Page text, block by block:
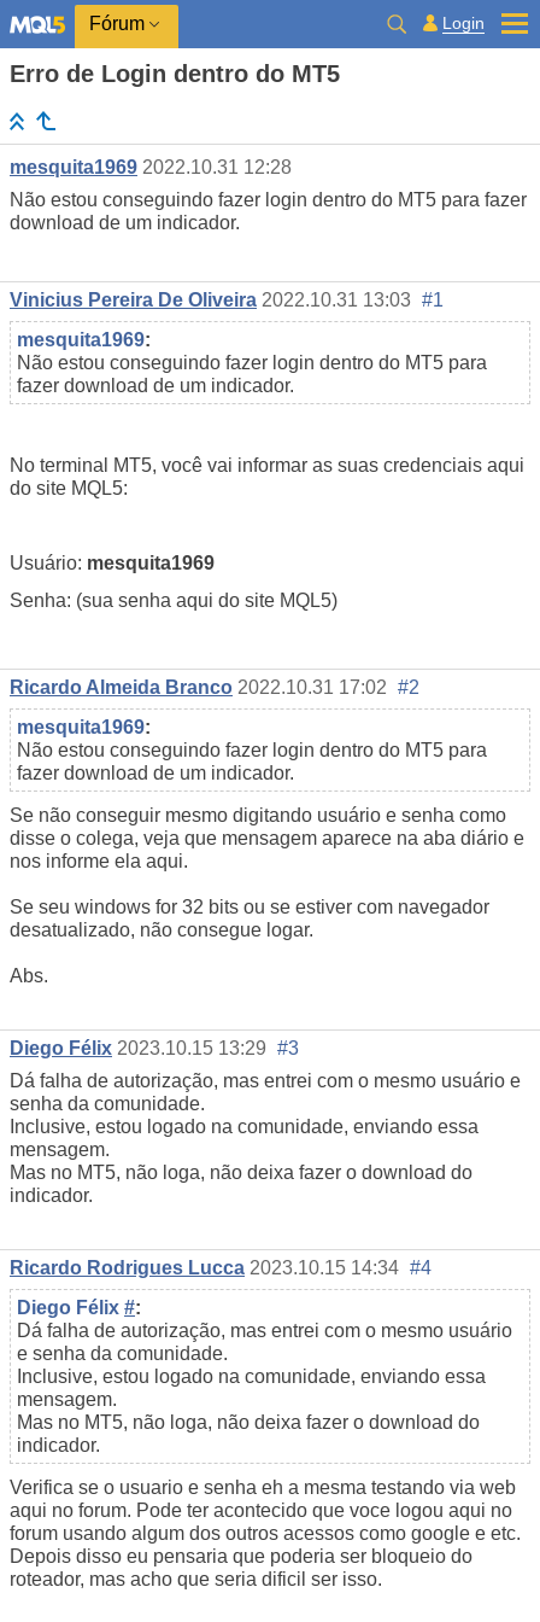
Fórum Login
Erro de Login dentro do MT5
mesquita1969 2022.10.31 12:28
Não estou conseguindo fazer login dentro do MT5 para fazer
download de um indicador.
Vinicius Pereira De Oliveira 2022.10.31 13:03 #1
mesquita1969:
Não estou conseguindo fazer login dentro do MT5 para
fazer download de um indicador.
No terminal MT5, você vai informar as suas credenciais aqui
do site MQL5:
Usuário: mesquita1969
Senha: (sua senha aqui do site MQL5)
Ricardo Almeida Branco 2022.10.31 17:02 #2
mesquita1969:
Não estou conseguindo fazer login dentro do MT5 para
fazer download de um indicador.
Se não conseguir mesmo digitando usuário e senha como
disse o colega, veja que mensagem aparece na aba diário e
nos informe ela aqui.
Se seu windows for 32 bits ou se estiver com navegador
desatualizado, não consegue logar.
Abs.
Diego Félix 2023.10.15 13:29 #3
Dá falha de autorização, mas entrei com o mesmo usuário e
senha da comunidade.
Inclusive, estou logado na comunidade, enviando essa
mensagem.
Mas no MT5, não loga, não deixa fazer o download do
indicador.
Ricardo Rodrigues Lucca 2023.10.15 14:34 #4
Diego Félix #:
Dá falha de autorização, mas entrei com o mesmo usuário
e senha da comunidade.
Inclusive, estou logado na comunidade, enviando essa
mensagem.
Mas no MT5, não loga, não deixa fazer o download do
indicador.
Verifica se o usuario e senha eh a mesma testando via web
aqui no forum. Pode ter acontecido que voce logou aqui no
forum usando algum dos outros acessos como google e etc.
Depois disso eu pensaria que poderia ser bloqueio do
roteador, mas acho que seria dificil ser isso.